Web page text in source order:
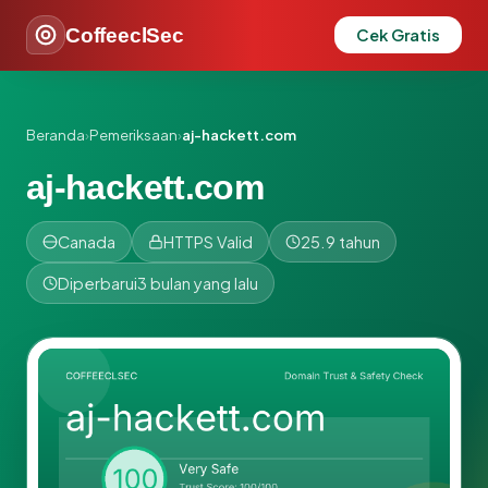
CoffeeclSec Cek Gratis
Beranda›Pemeriksaan›aj-hackett.com
aj-hackett.com
Canada HTTPS Valid 25.9 tahun
Diperbarui3 bulan yang lalu